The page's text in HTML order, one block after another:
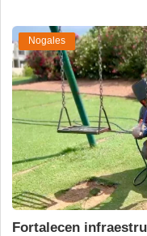
Nogales
Fortalecen